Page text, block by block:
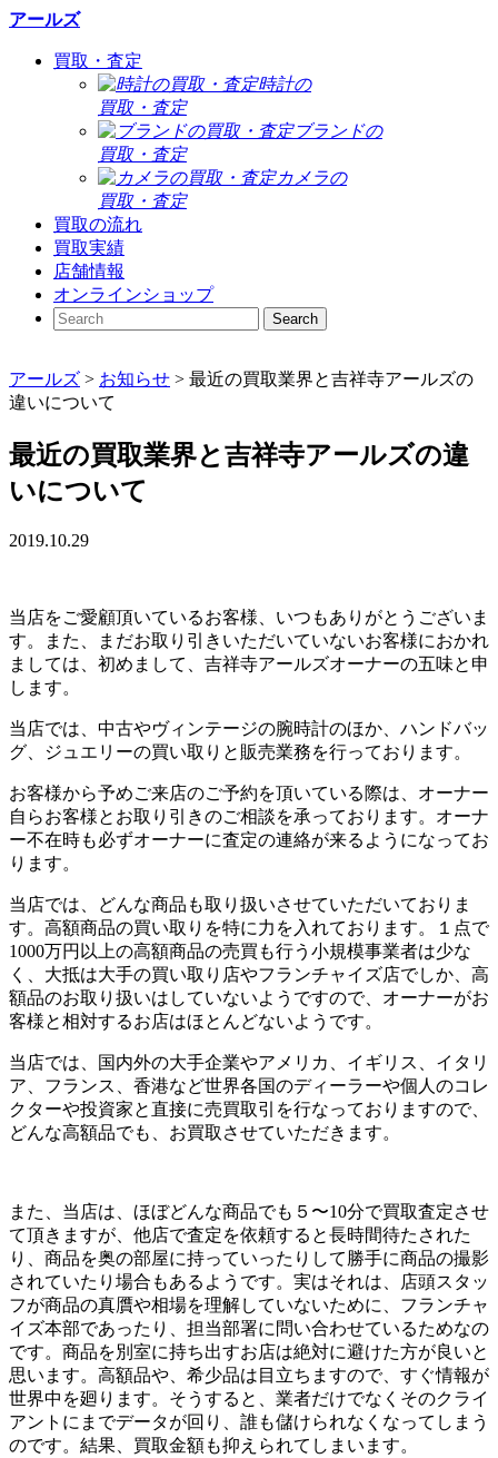
アールズ
買取・査定
時計の
買取・査定
ブランドの
買取・査定
カメラの
買取・査定
買取の流れ
買取実績
店舗情報
オンラインショップ
アールズ > お知らせ > 最近の買取業界と吉祥寺アールズの
違いについて
最近の買取業界と吉祥寺アールズの違
いについて
2019.10.29
当店をご愛顧頂いているお客様、いつもありがとうございま
す。また、まだお取り引きいただいていないお客様におかれ
ましては、初めまして、吉祥寺アールズオーナーの五味と申
します。
当店では、中古やヴィンテージの腕時計のほか、ハンドバッ
グ、ジュエリーの買い取りと販売業務を行っております。
お客様から予めご来店のご予約を頂いている際は、オーナー
自らお客様とお取り引きのご相談を承っております。オーナ
ー不在時も必ずオーナーに査定の連絡が来るようになってお
ります。
当店では、どんな商品も取り扱いさせていただいておりま
す。高額商品の買い取りを特に力を入れております。１点で
1000万円以上の高額商品の売買も行う小規模事業者は少な
く、大抵は大手の買い取り店やフランチャイズ店でしか、高
額品のお取り扱いはしていないようですので、オーナーがお
客様と相対するお店はほとんどないようです。
当店では、国内外の大手企業やアメリカ、イギリス、イタリ
ア、フランス、香港など世界各国のディーラーや個人のコレ
クターや投資家と直接に売買取引を行なっておりますので、
どんな高額品でも、お買取させていただきます。
また、当店は、ほぼどんな商品でも５〜10分で買取査定させ
て頂きますが、他店で査定を依頼すると長時間待たされた
り、商品を奥の部屋に持っていったりして勝手に商品の撮影
されていたり場合もあるようです。実はそれは、店頭スタッ
フが商品の真贋や相場を理解していないために、フランチャ
イズ本部であったり、担当部署に問い合わせているためなの
です。商品を別室に持ち出すお店は絶対に避けた方が良いと
思います。高額品や、希少品は目立ちますので、すぐ情報が
世界中を廻ります。そうすると、業者だけでなくそのクライ
アントにまでデータが回り、誰も儲けられなくなってしまう
のです。結果、買取金額も抑えられてしまいます。